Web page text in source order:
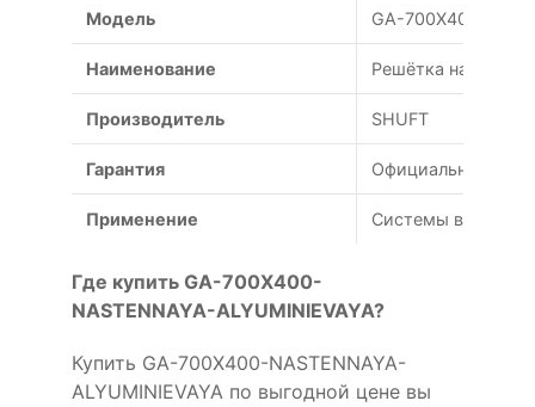
Модель GA-700X400-
Наименование Решётка
Производитель SHUFT
Гарантия Официальная
Применение Системы
Где купить GA-700X400-
NASTENNAYA-ALYUMINIEVAYA?
Купить GA-700X400-NASTENNAYA-
ALYUMINIEVAYA по выгодной цене вы